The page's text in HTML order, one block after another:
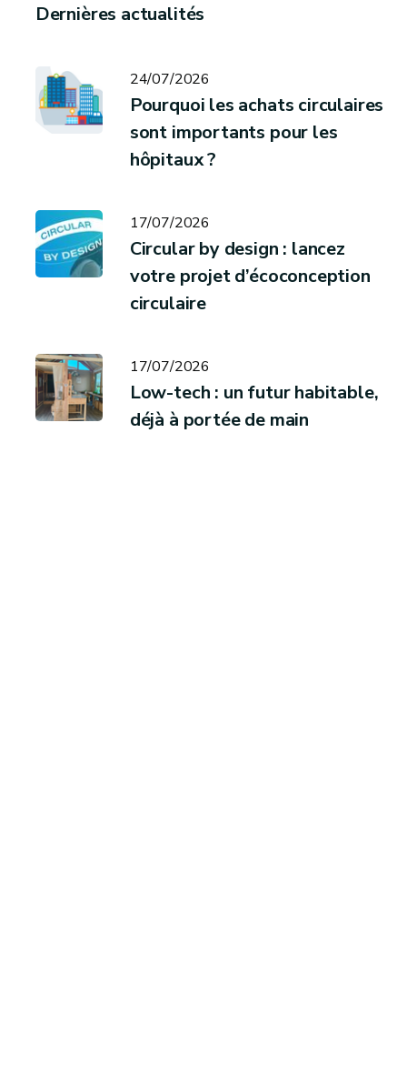
Dernières actualités
24/07/2026
Pourquoi les achats circulaires
sont importants pour les
hôpitaux ?
17/07/2026
Circular by design : lancez
votre projet d’écoconception
circulaire
17/07/2026
Low-tech : un futur habitable,
déjà à portée de main